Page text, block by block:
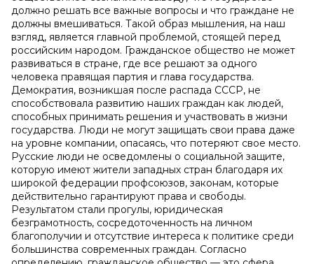
должно решать все важные вопросы и что граждане не
должны вмешиваться. Такой образ мышления, на наш
взгляд, является главной проблемой, стоящей перед
российским народом. Гражданское общество не может
развиваться в стране, где все решают за одного
человека правящая партия и глава государства.
Демократия, возникшая после распада СССР, не
способствовала развитию наших граждан как людей,
способных принимать решения и участвовать в жизни
государства. Люди не могут защищать свои права даже
на уровне компании, опасаясь, что потеряют свое место.
Русские люди не осведомлены о социальной защите,
которую имеют жители западных стран благодаря их
широкой федерации профсоюзов, законам, которые
действительно гарантируют права и свободы.
Результатом стали прогулы, юридическая
безграмотность, сосредоточенность на личном
благополучии и отсутствие интереса к политике среди
большинства современных граждан. Согласно